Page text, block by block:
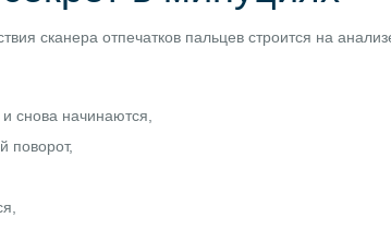
сканера отпечатков пальцев строится на
снова начинаются,
поворот,